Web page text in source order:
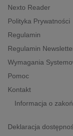
polityka,
inne
popularno-
historia
Nexto Reader
Polityka Prywatności
Regulamin
Regulamin
Wymagania
Pomoc
Kontakt
Informacja o
Deklaracja